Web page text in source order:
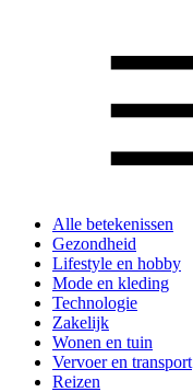
Alle betekenissen
Gezondheid
Lifestyle en hobby
Mode en kleding
Technologie
Zakelijk
Wonen en tuin
Vervoer en transport
Reizen